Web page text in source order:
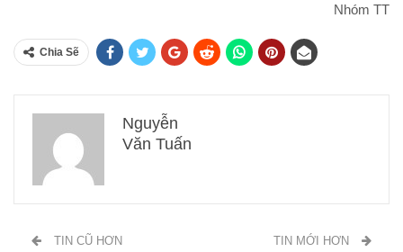
Nhóm TT
Chia Sẽ
Nguyễn
Văn Tuấn
TIN CŨ HƠN TIN MỚI HƠN